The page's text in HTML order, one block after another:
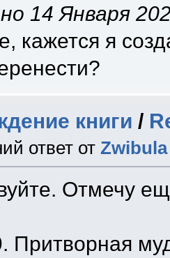
14 Января
кажется я
книги /
ответ от Zwibula
Отмечу
Притворная